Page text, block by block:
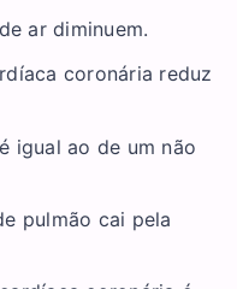
ar diminuem.
coronária reduz
igual ao de um não
pulmão cai pela